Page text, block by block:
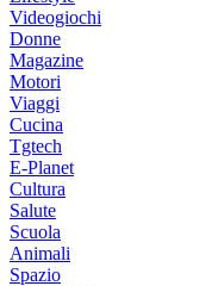
Videogiochi
Donne
Magazine
Motori
Viaggi
Cucina
Tgtech
E-Planet
Cultura
Salute
Scuola
Animali
Spazio